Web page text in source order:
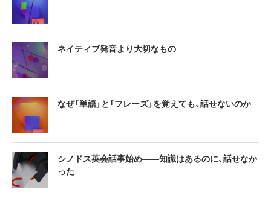
ネイティブ発音より大切なもの
なぜ「単語」と「フレーズ」を覚えても、話せないのか
シノドス英会話事始め——知識はあるのに、話せなか
った